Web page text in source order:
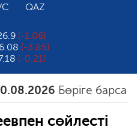
QAZ
(-1.06)
(-3.85)
(-0.21)
Бөріге барсаң,
сөйлесті